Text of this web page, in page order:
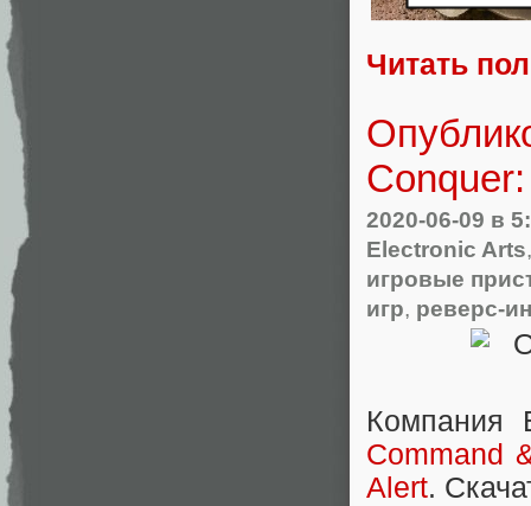
Читать
2020-06-09 в
Electronic Arts
игровые
игр, реверс-
Компания
Command
Alert.